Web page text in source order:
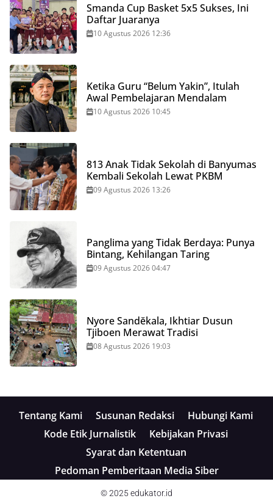
Smanda Cup Basket 5x5 Sukses, Ini
Daftar Juaranya
10 Agustus 2026 12:36
Ketika Guru “Belum Yakin”, Itulah
Awal Pembelajaran Mendalam
10 Agustus 2026 10:45
813 Anak Tidak Sekolah di Banyumas
Kembali Sekolah Lewat PKBM
09 Agustus 2026 13:26
Panglima yang Tidak Berdaya: Punya
Bintang, Kehilangan Taring
09 Agustus 2026 04:47
Nyore Sandĕkala, Ikhtiar Dusun
Tjiboen Merawat Tradisi
08 Agustus 2026 19:03
Tentang Kami Susunan Redaksi
Hubungi Kami
Kode Etik Jurnalistik
Kebijakan Privasi
Syarat dan Ketentuan
Pedoman Pemberitaan Media Siber
© 2025 edukator.id